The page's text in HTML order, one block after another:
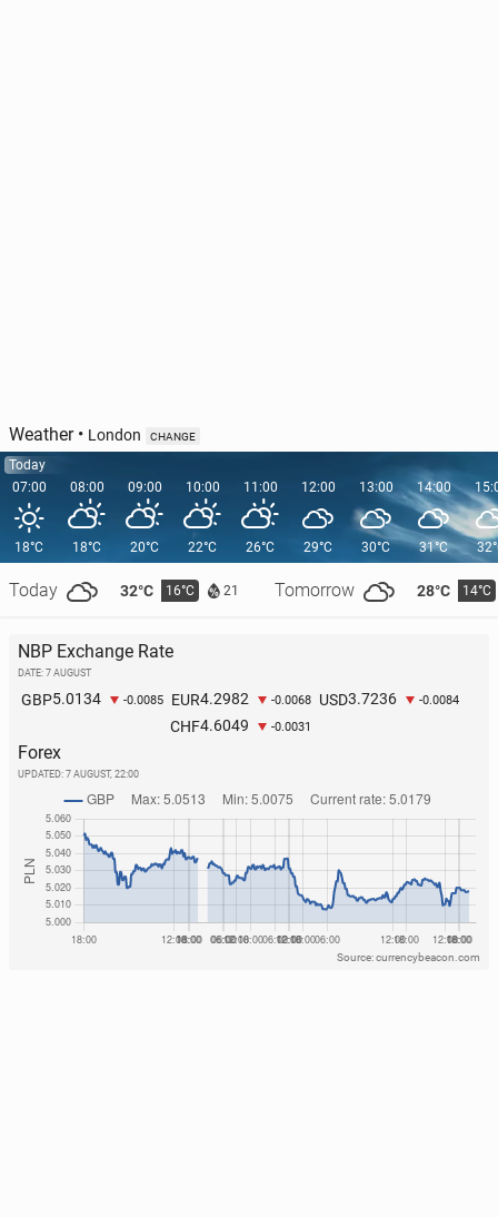
Weather• London CHANGE
Today
07:00
18°C
Today 32°C 16°C 21 Tomorrow 28°C 14°C
08:00
18°C
09:00
20°C
10:00
22°C
11:00
26°C
12:00
29°C
13:00
30°C
14:00
31°C
NBP Exchange Rate
DATE: 7 AUGUST
GBP5.0134 -0.0085 EUR4.2982 -0.0068 USD3.7236 -0.0084
CHF4.6049 -0.0031
Forex
UPDATED: 7 AUGUST, 22:00
Source: currencybeacon.com